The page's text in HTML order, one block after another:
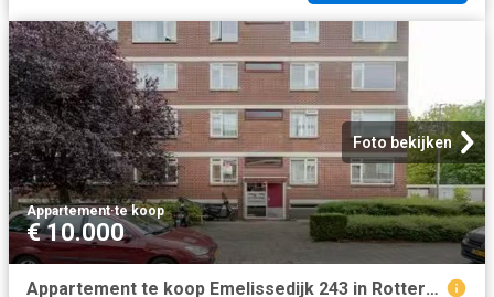
Foto bekijken
Appartement·te koop
€ 10.000
Appartement te koop Emelissedijk 243 in Rotterdam voor € 225.000